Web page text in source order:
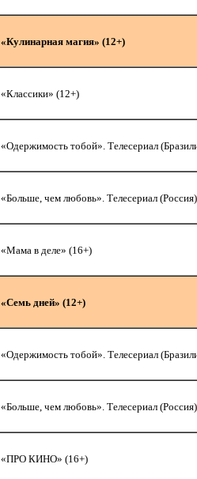
«Кулинарная магия» (12+)
«Классики» (12+)
«Одержимость тобой». Телесериал
«Больше, чем любовь». Телесериал
«Мама в деле» (16+)
«Семь дней» (12+)
«Одержимость тобой». Телесериал
«Больше, чем любовь». Телесериал
«ПРО КИНО» (16+)